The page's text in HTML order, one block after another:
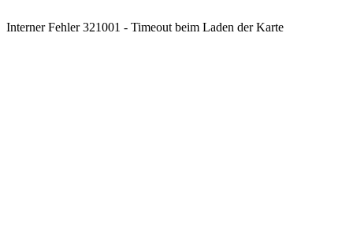
Interner Fehler 321001 - Timeout beim Laden der Karte